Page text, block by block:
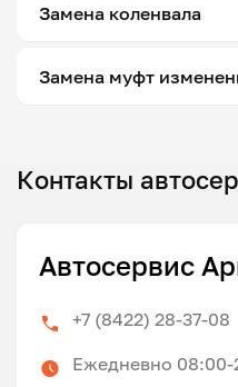
Замена коленвала
Замена муфт
Контакты
Автосервис
+7 (8422) 28-37-08
Ежедневно 08:00-